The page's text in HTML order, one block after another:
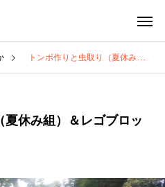
トンボ作りと虫取り（夏休み組）＆レゴブロック
休み組）＆レゴブロッ